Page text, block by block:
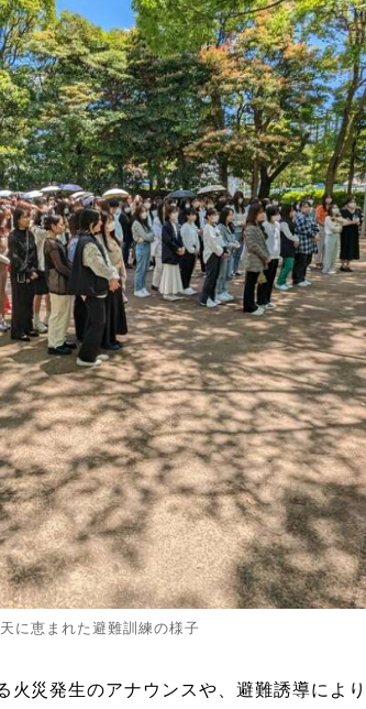
に恵まれた避難訓練の様子
災発生のアナウンスや、避難誘導によ